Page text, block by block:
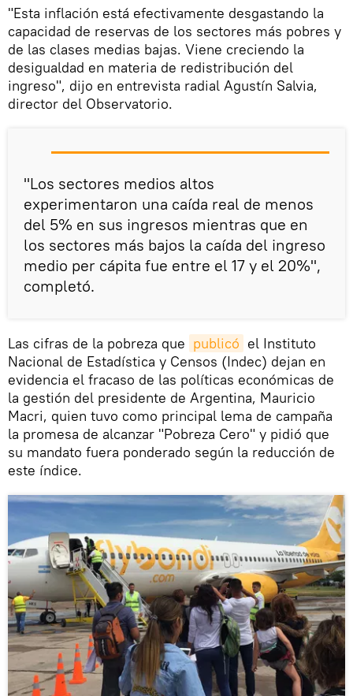
"Esta inflación está efectivamente desgastando la
capacidad de reservas de los sectores más pobres y
de las clases medias bajas. Viene creciendo la
desigualdad en materia de redistribución del
ingreso", dijo en entrevista radial Agustín Salvia,
director del Observatorio.
"Los sectores medios altos
experimentaron una caída real de menos
del 5% en sus ingresos mientras que en
los sectores más bajos la caída del ingreso
medio per cápita fue entre el 17 y el 20%",
completó.
Las cifras de la pobreza que publicó el Instituto
Nacional de Estadística y Censos (Indec) dejan en
evidencia el fracaso de las políticas económicas de
la gestión del presidente de Argentina, Mauricio
Macri, quien tuvo como principal lema de campaña
la promesa de alcanzar "Pobreza Cero" y pidió que
su mandato fuera ponderado según la reducción de
este índice.